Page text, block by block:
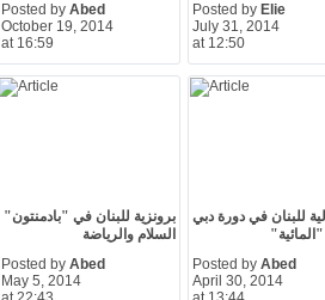
Posted by Abed
October 19, 2014
at 16:59
Posted by Elie
July 31, 2014
at 12:50
برونزية للبنان في "بادمنتون"
السلام والرياضة
Posted by Abed
May 5, 2014
للبنان في دورة دبي
"المائية"
Posted by Abed
April 30, 2014